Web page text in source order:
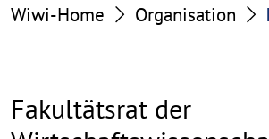
Wiwi-Home Organisation
Fakultätsrat der